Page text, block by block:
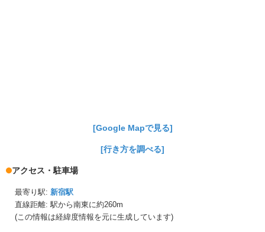
[Google Mapで見る]
[行き方を調べる]
アクセス・駐車場
最寄り駅: 新宿駅
直線距離: 駅から南東に約260m
(この情報は経緯度情報を元に生成しています)